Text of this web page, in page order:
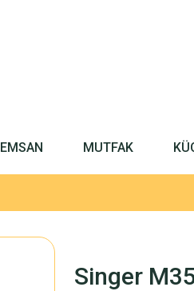
EMSAN MUTFAK
Singer